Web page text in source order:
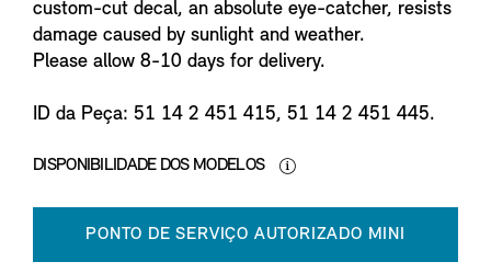
custom-cut decal, an absolute eye-catcher, resists
damage caused by sunlight and weather.
Please allow 8-10 days for delivery.
ID da Peça: 51 14 2 451 415, 51 14 2 451 445.
DISPONIBILIDADE DOS MODELOS
PONTO DE SERVIÇO AUTORIZADO MINI